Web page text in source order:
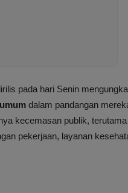
pada hari Senin
dalam pandangan
kecemasan publik,
pekerjaan, layanan